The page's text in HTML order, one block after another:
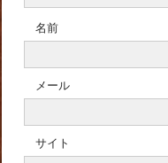
名前
メール
サイト